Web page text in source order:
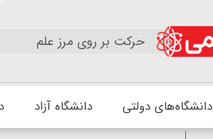
حرکت بر روی مرز علم
دانشگاه‌های دولتی دانشگاه آزاد